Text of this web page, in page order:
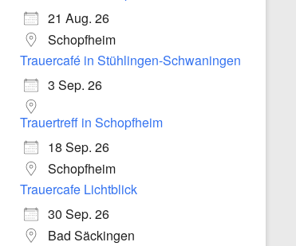
21 Aug. 26
Schopfheim
Trauercafé in Stühlingen-Schwaningen
3 Sep. 26
Trauertreff in Schopfheim
18 Sep. 26
Schopfheim
Trauercafe Lichtblick
30 Sep. 26
Bad Säckingen